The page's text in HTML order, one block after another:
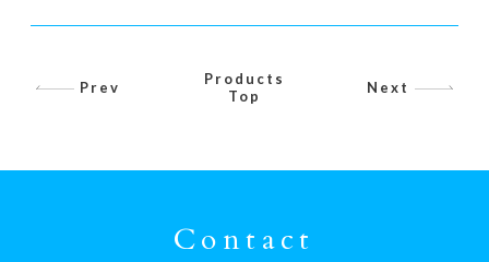
Prev
Products
Top
Next
Contact